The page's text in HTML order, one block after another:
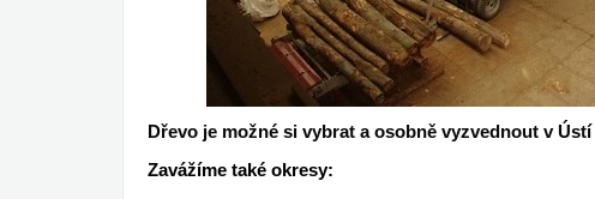
Dřevo je možné si vybrat a osobně vyzvednout v
Zavážíme také okresy: